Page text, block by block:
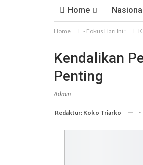
Home
Lomba Vlog
Home - Fokus Hari Ini :
Kendalikan
Penting
Admin
Redaktur: Koko Triarko -